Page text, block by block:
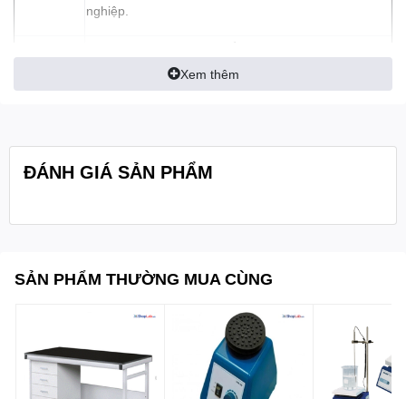
nghiệp.
suất nguồn gốc được kiểm soát bằng số seri, giấy
chứng nhận, thông tin giao nhận, và Hệ thống cơ sở
ngoài (công suất tối đa: 25 L / phút.).
- Với 5 bước điều khiển tuần hoàn (Tốc độ dòng
- Hệ thống làm lạnh được cải tiến, không chứa CFC
(R-404A).
Xem thêm
ĐÁNH GIÁ SẢN PHẨM
SẢN PHẨM THƯỜNG MUA CÙNG